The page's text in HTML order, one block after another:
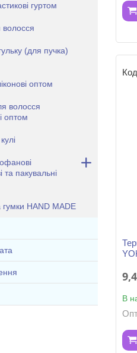
В
гуртом
(для пучка)
оптом
волосся
оптом
та пакувальні
HAND MADE